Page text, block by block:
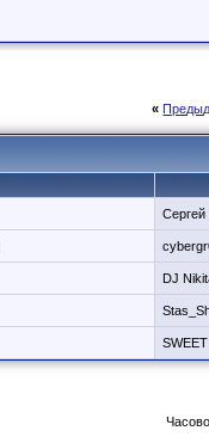
«
DJ